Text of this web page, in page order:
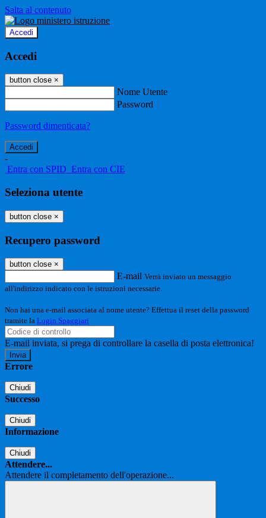
Salta al contenuto
Accedi
Accedi
button close ×
Nome Utente
Password
Password dimenticata?
-
Entra con SPID Entra con CIE
Seleziona utente
button close ×
Recupero password
button close ×
E-mail Verrà inviato un messaggio
all'indirizzo indicato con le istruzioni necessarie.
Non hai una e-mail associata al nome utente? Effettua il reset della password
tramite la Login Spaggiari
E-mail inviata, si prega di controllare la casella di posta elettronica!
Errore
Chiudi
Successo
Chiudi
Informazione
Chiudi
Attendere...
Attendere il completamento dell'operazione...